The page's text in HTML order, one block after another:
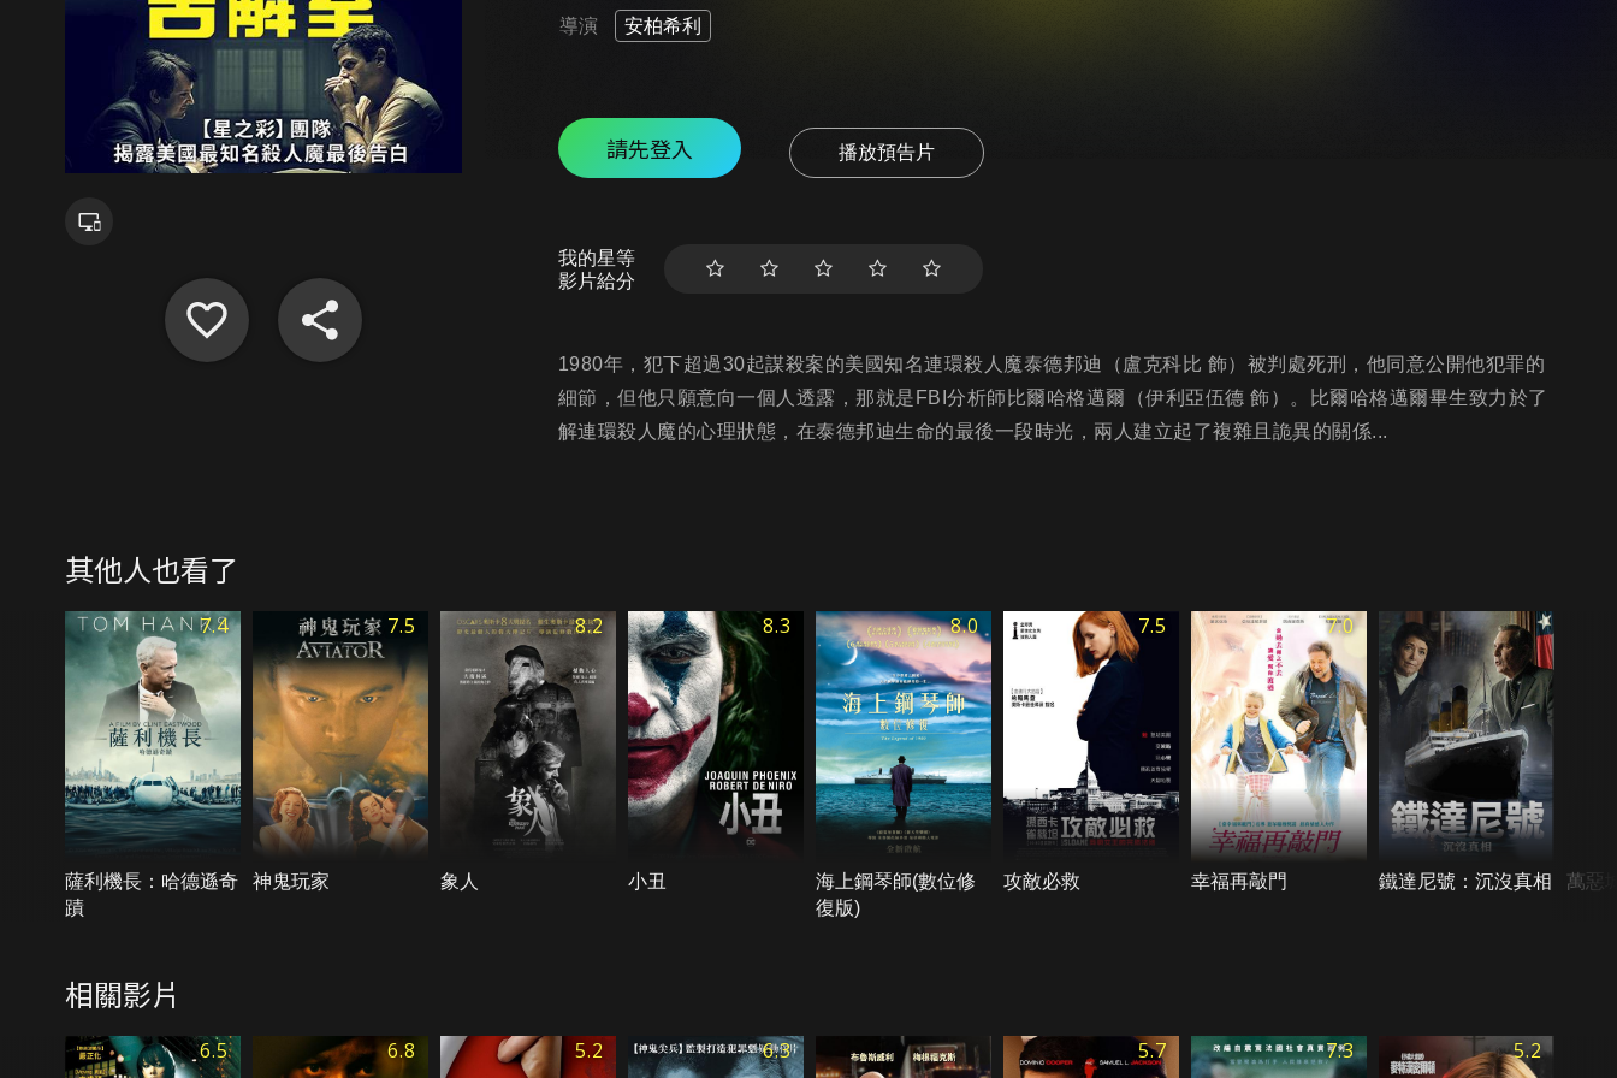
導演 安柏希利
請先登入 播放預告片
我的星等
影片給分
1980年，犯下超過30起謀殺案的美國知名連環殺人魔泰德邦迪（盧克科比 飾）被判處死刑，他同意公開他犯罪的
細節，但他只願意向一個人透露，那就是FBI分析師比爾哈格邁爾（伊利亞伍德 飾）。比爾哈格邁爾畢生致力於了
解連環殺人魔的心理狀態，在泰德邦迪生命的最後一段時光，兩人建立起了複雜且詭異的關係...
其他人也看了
7.4
薩利機長：哈德遜奇
蹟
7.5
神鬼玩家
8.2
象人
8.3
小丑
8.0
海上鋼琴師(數位修
復版)
7.5
攻敵必救
7.0
幸福再敲門 鐵達尼號：沉沒真相 萬惡
相關影片
6.5 6.8 5.2 6.3 5.7 7.3 5.2